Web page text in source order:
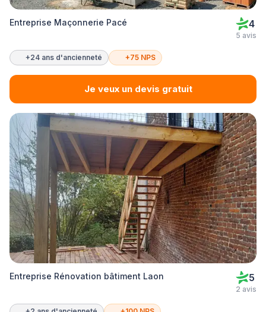
Entreprise Maçonnerie Pacé 4
5 avis
+24 ans d'ancienneté +75 NPS
Je veux un devis gratuit
Entreprise Rénovation bâtiment Laon 5
2 avis